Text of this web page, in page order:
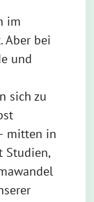
im
Aber bei
und
sich zu
mitten in
Studien,